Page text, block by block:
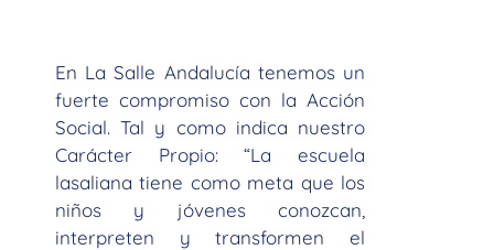
En La Salle Andalucía tenemos un
fuerte compromiso con la Acción
Social. Tal y como indica nuestro
Carácter Propio: “La escuela
lasaliana tiene como meta que los
niños y jóvenes conozcan,
interpreten y transformen el